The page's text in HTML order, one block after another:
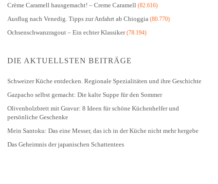
Crème Caramell hausgemacht! – Creme Caramell (82.616)
Ausflug nach Venedig. Tipps zur Anfahrt ab Chioggia (80.770)
Ochsenschwanzragout – Ein echter Klassiker(78.194)
DIE AKTUELLSTEN BEITRÄGE
Schweizer Küche entdecken. Regionale Spezialitäten und ihre Geschichte
Gazpacho selbst gemacht: Die kalte Suppe für den Sommer
Olivenholzbrett mit Gravur: 8 Ideen für schöne Küchenhelfer und
persönliche Geschenke
Mein Santoku: Das eine Messer, das ich in der Küche nicht mehr hergebe
Das Geheimnis der japanischen Schattentees